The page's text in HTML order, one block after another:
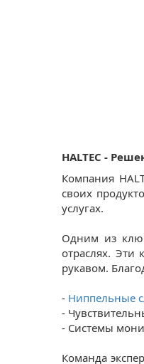
HALTEC -
Компания
своих
услугах.
Одним из
отраслях. Эти
рукавом.
- Ниппельные
-
- Системы
Команда